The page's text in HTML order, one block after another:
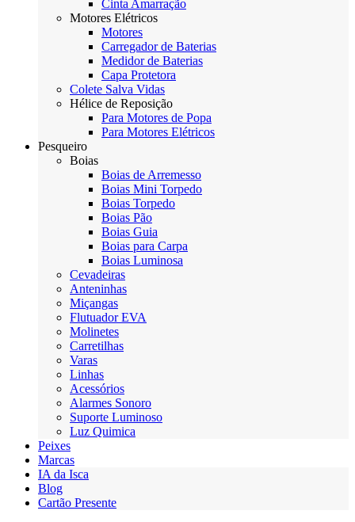
Cinta Amarração
Motores Elétricos
Motores
Carregador de Baterias
Medidor de Baterias
Capa Protetora
Colete Salva Vidas
Hélice de Reposição
Para Motores de Popa
Para Motores Elétricos
Pesqueiro
Boias
Boias de Arremesso
Boias Mini Torpedo
Boias Torpedo
Boias Pão
Boias Guia
Boias para Carpa
Boias Luminosa
Cevadeiras
Anteninhas
Miçangas
Flutuador EVA
Molinetes
Carretilhas
Varas
Linhas
Acessórios
Alarmes Sonoro
Suporte Luminoso
Luz Quimica
Peixes
Marcas
IA da Isca
Blog
Cartão Presente